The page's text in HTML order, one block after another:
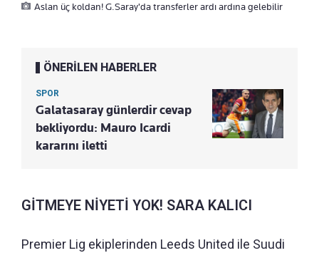
Aslan üç koldan! G.Saray'da transferler ardı ardına gelebilir
ÖNERİLEN HABERLER
SPOR
Galatasaray günlerdir cevap
bekliyordu: Mauro Icardi
kararını iletti
GİTMEYE NİYETİ YOK! SARA KALICI
Premier Lig ekiplerinden Leeds United ile Suudi